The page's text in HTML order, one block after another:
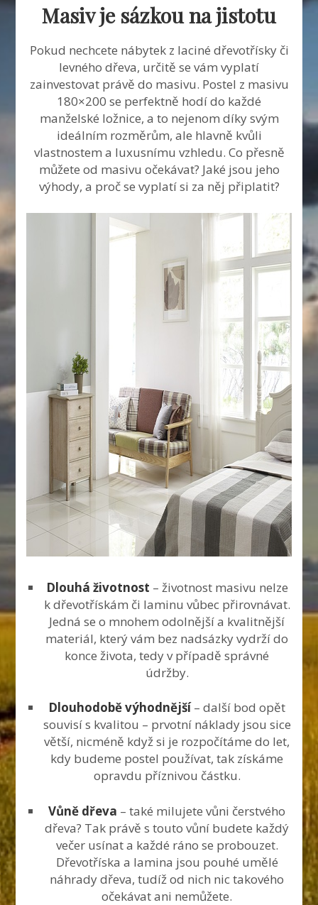
Masiv je sázkou na jistotu
Pokud nechcete nábytek z laciné dřevotřísky či
levného dřeva, určitě se vám vyplatí
zainvestovat právě do masivu. Postel z masivu
180×200 se perfektně hodí do každé
manželské ložnice, a to nejenom díky svým
ideálním rozměrům, ale hlavně kvůli
vlastnostem a luxusnímu vzhledu. Co přesně
můžete od masivu očekávat? Jaké jsou jeho
výhody, a proč se vyplatí si za něj připlatit?
Dlouhá životnost – životnost masivu nelze
k dřevotřískám či laminu vůbec přirovnávat.
Jedná se o mnohem odolnější a kvalitnější
materiál, který vám bez nadsázky vydrží do
konce života, tedy v případě správné
údržby.
Dlouhodobě výhodnější– další bod opět
souvisí s kvalitou – prvotní náklady jsou sice
větší, nicméně když si je rozpočítáme do let,
kdy budeme postel používat, tak získáme
opravdu příznivou částku.
Vůně dřeva – také milujete vůni čerstvého
dřeva? Tak právě s touto vůní budete každý
večer usínat a každé ráno se probouzet.
Dřevotříska a lamina jsou pouhé umělé
náhrady dřeva, tudíž od nich nic takového
očekávat ani nemůžete.